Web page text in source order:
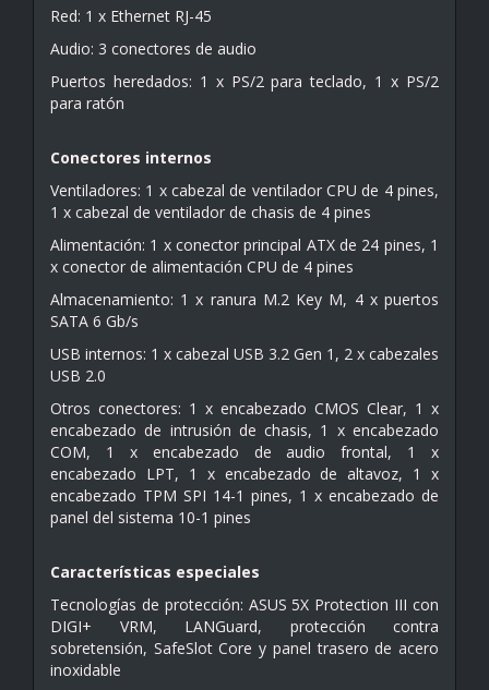
Red: 1 x Ethernet RJ-45
Audio: 3 conectores de audio
Puertos heredados: 1 x PS/2 para teclado, 1 x PS/2
para ratón
Conectores internos
Ventiladores: 1 x cabezal de ventilador CPU de 4 pines,
1 x cabezal de ventilador de chasis de 4 pines
Alimentación: 1 x conector principal ATX de 24 pines, 1
x conector de alimentación CPU de 4 pines
Almacenamiento: 1 x ranura M.2 Key M, 4 x puertos
SATA 6 Gb/s
USB internos: 1 x cabezal USB 3.2 Gen 1, 2 x cabezales
USB 2.0
Otros conectores: 1 x encabezado CMOS Clear, 1 x
encabezado de intrusión de chasis, 1 x encabezado
COM, 1 x encabezado de audio frontal, 1 x
encabezado LPT, 1 x encabezado de altavoz, 1 x
encabezado TPM SPI 14-1 pines, 1 x encabezado de
panel del sistema 10-1 pines
Características especiales
Tecnologías de protección: ASUS 5X Protection III con
DIGI+ VRM, LANGuard, protección contra
sobretensión, SafeSlot Core y panel trasero de acero
inoxidable